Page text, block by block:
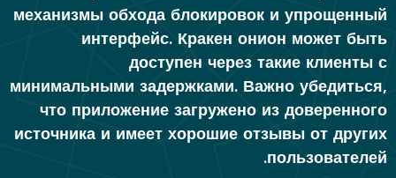
механизмы обхода блокировок и упрощенный
интерфейс. Кракен онион может быть
доступен через такие клиенты с
минимальными задержками. Важно убедиться,
что приложение загружено из доверенного
источника и имеет хорошие отзывы от других
пользователей.